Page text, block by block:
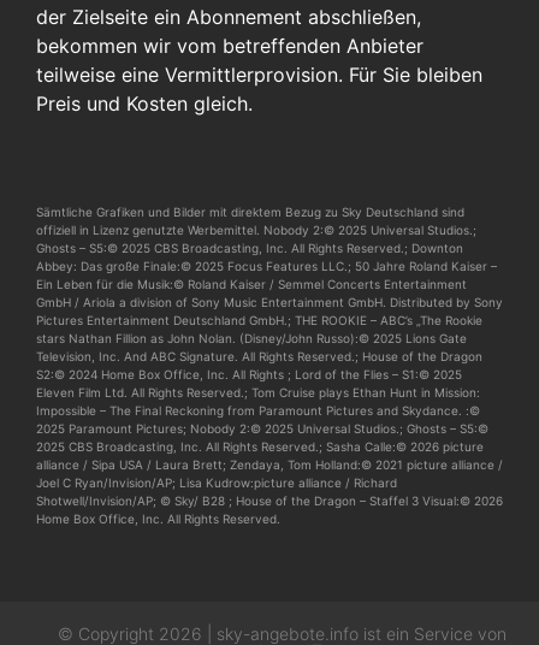
der Zielseite ein Abonnement abschließen,
bekommen wir vom betreffenden Anbieter
teilweise eine Vermittlerprovision. Für Sie bleiben
Preis und Kosten gleich.
Sämtliche Grafiken und Bilder mit direktem Bezug zu Sky Deutschland sind
offiziell in Lizenz genutzte Werbemittel. Nobody 2:© 2025 Universal Studios.;
Ghosts – S5:© 2025 CBS Broadcasting, Inc. All Rights Reserved.; Downton
Abbey: Das große Finale:© 2025 Focus Features LLC.; 50 Jahre Roland Kaiser –
Ein Leben für die Musik:© Roland Kaiser / Semmel Concerts Entertainment
GmbH / Ariola a division of Sony Music Entertainment GmbH. Distributed by Sony
Pictures Entertainment Deutschland GmbH.; THE ROOKIE – ABC’s „The Rookie
stars Nathan Fillion as John Nolan. (Disney/John Russo):© 2025 Lions Gate
Television, Inc. And ABC Signature. All Rights Reserved.; House of the Dragon
S2:© 2024 Home Box Office, Inc. All Rights ; Lord of the Flies – S1:© 2025
Eleven Film Ltd. All Rights Reserved.; Tom Cruise plays Ethan Hunt in Mission:
Impossible – The Final Reckoning from Paramount Pictures and Skydance. :©
2025 Paramount Pictures; Nobody 2:© 2025 Universal Studios.; Ghosts – S5:©
2025 CBS Broadcasting, Inc. All Rights Reserved.; Sasha Calle:© 2026 picture
alliance / Sipa USA / Laura Brett; Zendaya, Tom Holland:© 2021 picture alliance /
Joel C Ryan/Invision/AP; Lisa Kudrow:picture alliance / Richard
Shotwell/Invision/AP; © Sky/ B28 ; House of the Dragon – Staffel 3 Visual:© 2026
Home Box Office, Inc. All Rights Reserved.
© Copyright 2026 | sky-angebote.info ist ein Service von